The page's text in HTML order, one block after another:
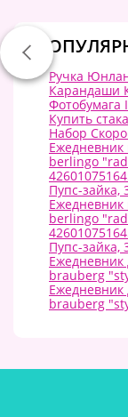
Ручка
Карандаши
Фотобумага
Купить
Набор
Ежедневник
berlingo
Пупс-зайка,
Ежедневник
berlingo
Пупс-зайка,
brauberg
brauberg